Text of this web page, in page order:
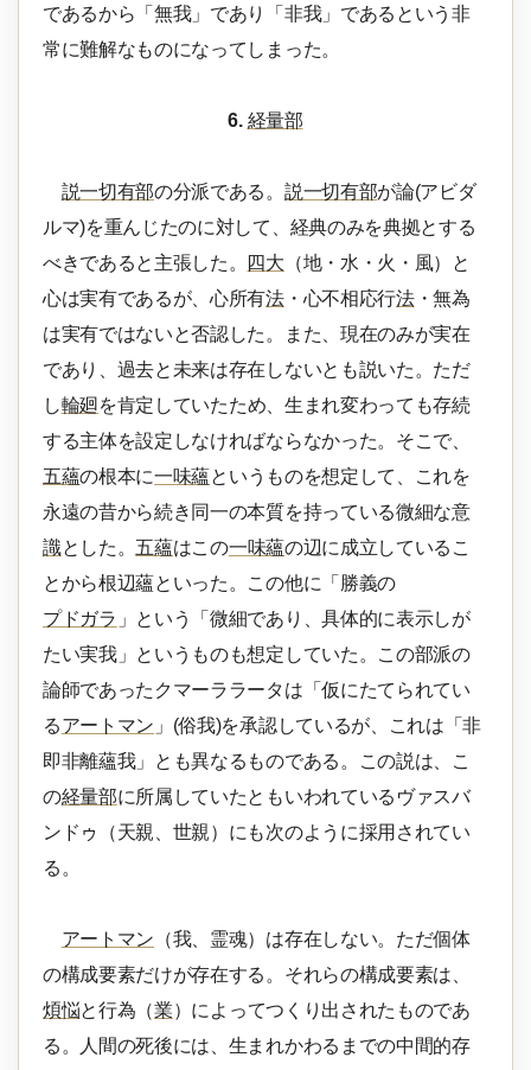
であるから「無我」であり「非我」であるという非
常に難解なものになってしまった。
6. 経量部
説一切有部の分派である。 説一切有部が論(アビダ
ルマ)を重んじたのに対して、経典のみを典拠とする
べきであると主張した。
四大 （地・水・火・風）と
心は実有であるが、心所有法・心不相応行法・無為
は実有ではないと否認した。また、現在のみが実在
であり、過去と未来は存在しないとも説いた。ただ
し輪廻 を肯定していたため、生まれ変わっても存続
する主体を設定しなければならなかった。そこで、
五蘊の根本に一味蘊というものを想定して、これを
永遠の昔から続き同一の本質を持っている微細な意
識とした。 五蘊はこの一味蘊の辺に成立しているこ
とから根辺蘊といった。この他に「勝義の
プドガラ 」という「微細であり、具体的に表示しが
たい実我」というものも想定していた。この部派の
論師であったクマーララータは「仮にたてられてい
るアートマン 」(俗我)を承認しているが、これは「非
即非離蘊我」とも異なるものである。この説は、こ
の経量部に所属していたともいわれているヴァスバ
ンドゥ（天親、世親）にも次のように採用されてい
る。
アートマン （我、霊魂）は存在しない。ただ個体
の構成要素だけが存在する。それらの構成要素は、
煩悩と行為（業）によってつくり出されたものであ
る。人間の死後には、生まれかわるまでの中間的存